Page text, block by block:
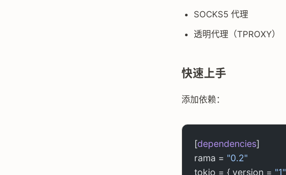
SOCKS5 代理
透明代理（TPROXY）
快速上手
添加依赖：
[dependencies]
rama = "0.2"
tokio = { version = "1"